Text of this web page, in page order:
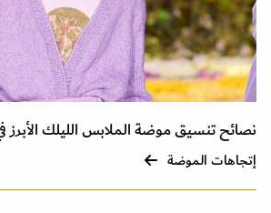
نصائح تنسيق موضة الملابس الليلك الأبرز في
إتجاهات الموضة